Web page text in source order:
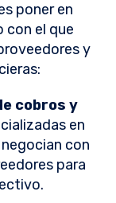
poner en
el que
y
cobros y
en
con
para